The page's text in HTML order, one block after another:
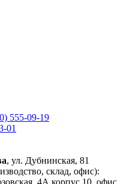
555-09-19
01
, ул. Дубнинская, 81
склад, офис):
4А корпус 10, офис